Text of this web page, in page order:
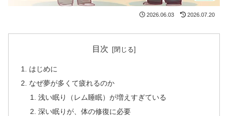
2026.06.03 2026.07.20
目次
はじめに
なぜ夢が多くて疲れるのか
浅い眠り（レム睡眠）が増えすぎている
深い眠りが、体の修復に必要